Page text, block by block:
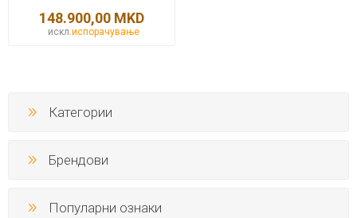
148.900,00 MKD
искл. испорачување
Категории
Брендови
Популарни ознаки